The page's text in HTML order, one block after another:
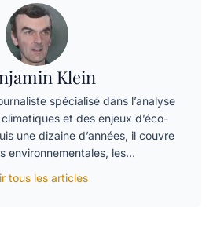
Klein
spécialisé dans l’analyse
et des enjeux d’éco-
une dizaine d’années, il couvre
environnementales, les…
tous les articles